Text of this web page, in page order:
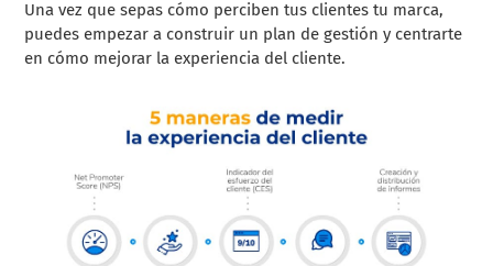
Una vez que sepas cómo perciben tus clientes tu marca,
puedes empezar a construir un plan de gestión y centrarte
en cómo mejorar la experiencia del cliente.